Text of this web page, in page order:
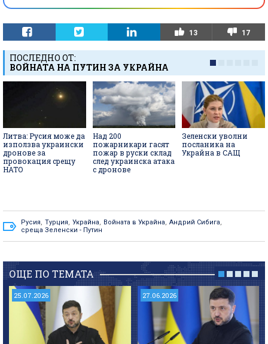
13 17
ПОСЛЕДНО ОТ:
ВОЙНАТА НА ПУТИН ЗА УКРАЙНА
Литва: Русия може да
използва украински
дронове за
провокация срещу
НАТО
Над 200
пожарникари гасят
пожар в руски склад
след украинска атака
с дронове
Зеленски уволни
посланика на
Украйна в САЩ
Русия, Турция, Украйна, Войната в Украйна, Андрий Сибига,
среща Зеленски - Путин
ОЩЕ ПО ТЕМАТА
25.07.2026 27.06.2026